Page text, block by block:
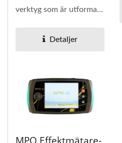
verktyg som är utformat
defekterna...Detaljer
MPO Effektmätare-